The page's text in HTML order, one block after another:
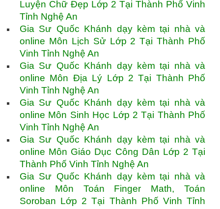
Luyện Chữ Đẹp Lớp 2 Tại Thành Phố Vinh
Tỉnh Nghệ An
Gia Sư Quốc Khánh dạy kèm tại nhà và
online Môn Lịch Sử Lớp 2 Tại Thành Phố
Vinh Tỉnh Nghệ An
Gia Sư Quốc Khánh dạy kèm tại nhà và
online Môn Địa Lý Lớp 2 Tại Thành Phố
Vinh Tỉnh Nghệ An
Gia Sư Quốc Khánh dạy kèm tại nhà và
online Môn Sinh Học Lớp 2 Tại Thành Phố
Vinh Tỉnh Nghệ An
Gia Sư Quốc Khánh dạy kèm tại nhà và
online Môn Giáo Dục Công Dân Lớp 2 Tại
Thành Phố Vinh Tỉnh Nghệ An
Gia Sư Quốc Khánh dạy kèm tại nhà và
online Môn Toán Finger Math, Toán
Soroban Lớp 2 Tại Thành Phố Vinh Tỉnh